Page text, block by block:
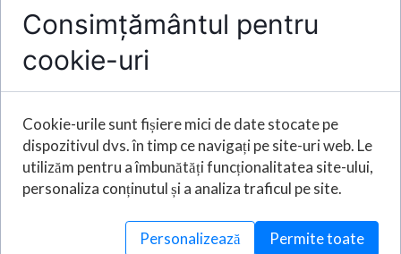
Consimțământul pentru
cookie-uri
Cookie-urile sunt fișiere mici de date stocate pe
dispozitivul dvs. în timp ce navigați pe site-uri web. Le
utilizăm pentru a îmbunătăți funcționalitatea site-ului,
personaliza conținutul și a analiza traficul pe site.
Personalizează Permite toate